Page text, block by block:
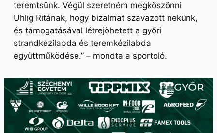
teremtsünk. Végül szeretném megköszönni
Uhlig Ritának, hogy bizalmat szavazott nekünk,
és támogatásával létrejöhetett a győri
strandkézilabda és teremkézilabda
együttműködése.” – mondta a sportoló.